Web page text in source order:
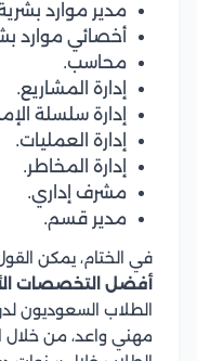
مدير موارد
أخصائي موارد
محاسب.
إدارة المشاريع.
إدارة سلسلة
إدارة العمليات.
إدارة المخاطر.
مشرف إداري.
مدير قسم.
في الختام، يمكن
أفضل التخصصات
الطلاب السعوديون
مهني واعد، من خلال